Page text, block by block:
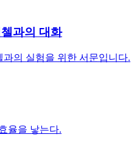
과의 대화
의 실험을 위한 서문입니다.
율을 낳는다.